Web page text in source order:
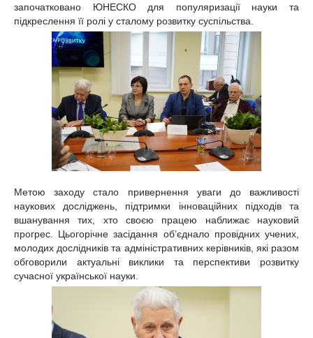
започатковано ЮНЕСКО для популяризації науки та
підкреслення її ролі у сталому розвитку суспільства.
Метою заходу стало привернення уваги до важливості
наукових досліджень, підтримки інноваційних підходів та
вшанування тих, хто своєю працею наближає науковий
прогрес. Цьогорічне засідання об’єднало провідних учених,
молодих дослідників та адміністративних керівників, які разом
обговорили актуальні виклики та перспективи розвитку
сучасної української науки.